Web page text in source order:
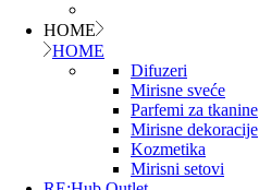
HOME
HOME
Difuzeri
Mirisne sveće
Parfemi za tkanine
Mirisne dekoracije
Kozmetika
Mirisni setovi